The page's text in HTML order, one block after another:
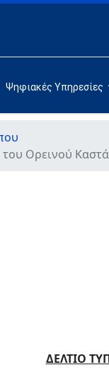
Ψηφιακές Υπηρεσίες
Ορεινού
ΔΕΛΤΙΟ